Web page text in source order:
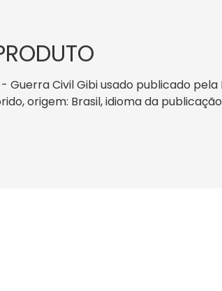
Guerra Civil Gibi usado publicado
origem: Brasil, idioma da